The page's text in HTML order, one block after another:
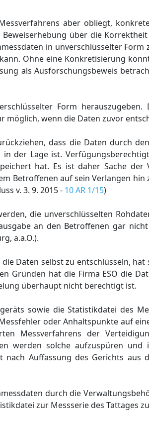
aber obliegt,
über die
in unverschlüsselter Form
Ohne eine Konkretisierung
als Ausforschungsbeweis
Form herauszugeben.
wenn die Daten zuvor
dass die Daten durch
der Lage ist.
hat. Es ist daher Sache der
Betroffenen auf sein Verlangen
v. 3. 9. 2015 - 10 AR 1/15)
die unverschlüsselten
an den Betroffenen gar
a.a.O.).
Daten selbst zu entschlüsseln, hat
Gründen hat die Firma ESO die
überhaupt nicht berechtigt ist.
sowie die Statistikdatei des
oder Anhaltspunkte auf
Messverfahrens der
werden solche aufzuspüren und
Auffassung des Gerichts aus
durch die
zur Messserie des Tattages